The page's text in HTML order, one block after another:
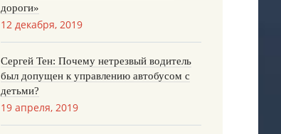
дороги»
12 декабря, 2019
Сергей Тен: Почему нетрезвый водитель
был допущен к управлению автобусом с
детьми?
19 апреля, 2019